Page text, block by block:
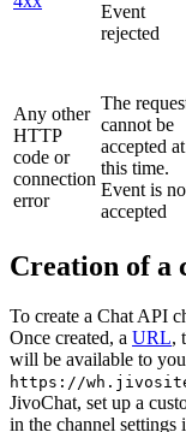
Event
rejected
Any other
HTTP
code or
connection
error
The
cannot be
accepted at
this time.
Event is
accepted
Creation of a
To create a Chat API
Once created, a URL,
will be available to
https://
JivoChat, set up a
in the channel settings